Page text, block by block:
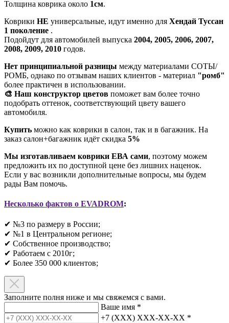
Толщина коврика около 1см.
Коврики НЕ универсальные, идут именно для Хендай Туссан
1 поколение .
Подойдут для автомобилей выпуска 2004, 2005, 2006, 2007,
2008, 2009, 2010 годов.
Нет принципиальной разницы между материалами СОТЫ/
РОМБ, однако по отзывам наших клиентов - материал "ромб"
более практичен в использовании.
🎨 Наш конструктор цветов поможет вам более точно
подобрать оттенок, соответствующий цвету вашего
автомобиля.
Купить можно как коврики в салон, так и в багажник. На
заказ салон+багажник идёт скидка 5%
Мы изготавливаем коврики ЕВА сами, поэтому можем
предложить их по доступной цене без лишних наценок.
Если у вас возникли дополнительные вопросы, мы будем
рады Вам помочь.
Несколько фактов о EVADROM:
✔ №3 по размеру в России;
✔ №1 в Центральном регионе;
✔ Собственное производство;
✔ Работаем с 2010г;
✔ Более 350 000 клиентов;​
Заполните полня ниже и мы свяжемся с вами.
Ваше имя *
+7 (XXX) XXX-XX-XX *